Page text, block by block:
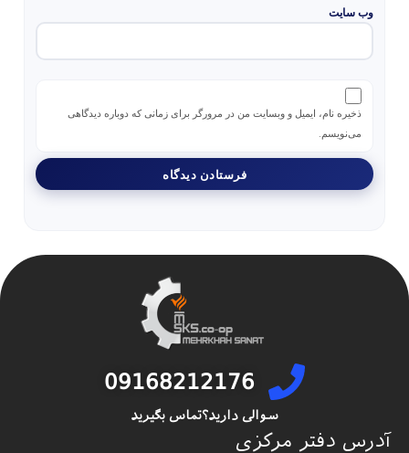
وب‌ سایت
ذخیره نام، ایمیل و وبسایت من در مرورگر برای زمانی که دوباره دیدگاهی
می‌نویسم.
09168212176
سوالی دارید؟تماس بگیرید
آدرس دفتر مرکزی